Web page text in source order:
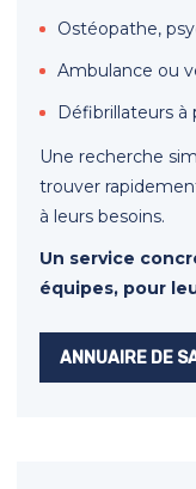
Ostéopathe,
Ambulance ou
Défibrillateurs à
Une recherche
trouver
à leurs besoins.
Un service
équipes, pour
ANNUAIRE DE